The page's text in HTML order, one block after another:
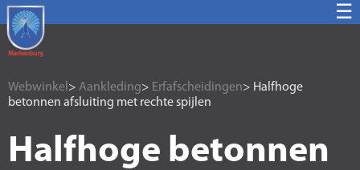
☰
Webwinkel > Aankleding> Erfafscheidingen> Halfhoge
betonnen afsluiting met rechte spijlen
Halfhoge betonnen